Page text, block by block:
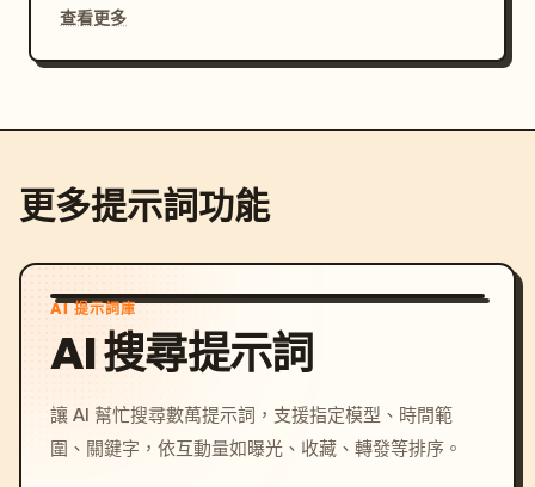
查看更多
更多提示詞功能
AI 提示詞庫
AI 搜尋提示詞
讓 AI 幫忙搜尋數萬提示詞，支援指定模型、時間範
圍、關鍵字，依互動量如曝光、收藏、轉發等排序。